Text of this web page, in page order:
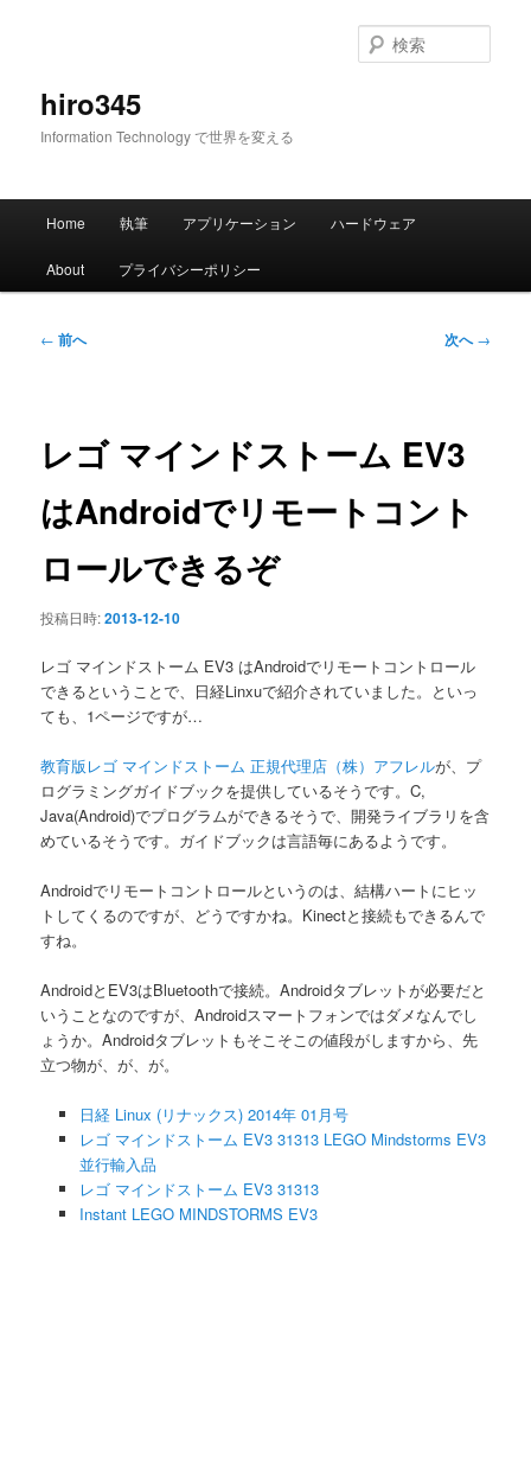
hiro345
Information Technology で世界を変える
索
メ
Home 執筆 アプリケーション ハードウェア
About プライバシーポリシー
投
ー
ョ
ン
← 前へ 次へ→
レゴ マインドストーム EV3
はAndroidでリモートコント
ロールできるぞ
投稿日時:2013-12-10
レゴ マインドストーム EV3 はAndroidでリモートコントロール
できるということで、日経Linxuで紹介されていました。といっ
ても、1ページですが…
教育版レゴ マインドストーム 正規代理店（株）アフレルが、プ
ログラミングガイドブックを提供しているそうです。C,
Java(Android)でプログラムができるそうで、開発ライブラリを含
めているそうです。ガイドブックは言語毎にあるようです。
Androidでリモートコントロールというのは、結構ハートにヒッ
トしてくるのですが、どうですかね。Kinectと接続もできるんで
すね。
AndroidとEV3はBluetoothで接続。Androidタブレットが必要だと
いうことなのですが、Androidスマートフォンではダメなんでし
ょうか。Androidタブレットもそこそこの値段がしますから、先
立つ物が、が、が。
日経 Linux (リナックス) 2014年 01月号
レゴ マインドストーム EV3 31313 LEGO Mindstorms EV3
並行輸入品
レゴ マインドストーム EV3 31313
Instant LEGO MINDSTORMS EV3